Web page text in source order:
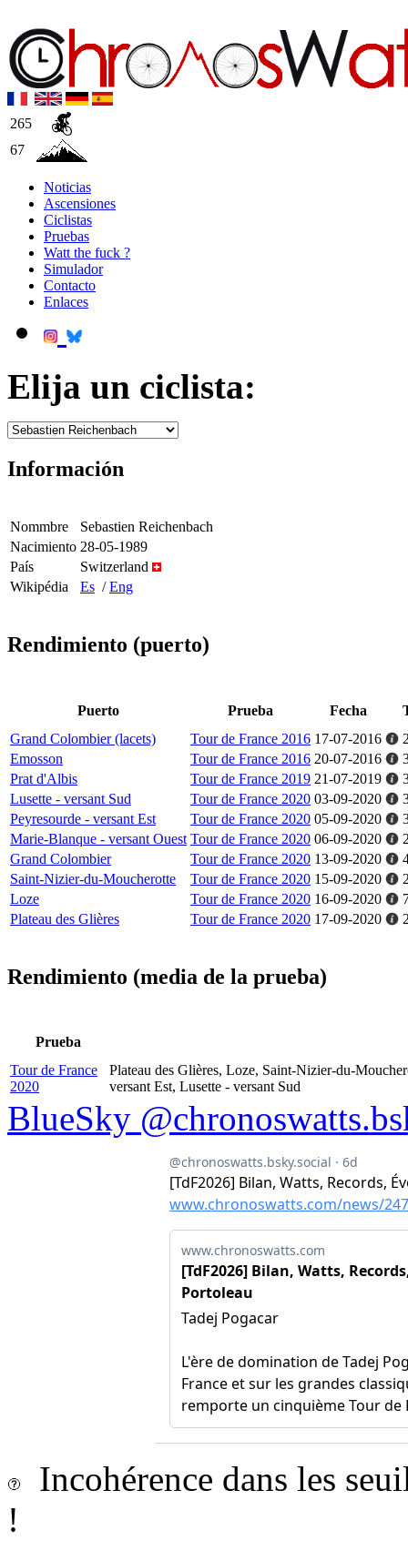
265
67
Noticias
Ascensiones
Ciclistas
Pruebas
Watt the fuck ?
Simulador
Contacto
Enlaces
Elija un ciclista:
Información
Nommbre
Sebastien Reichenbach
Nacimiento 28-05-1989
País
Switzerland
Wikipédia
Es /Eng
Rendimiento (puerto)
Puerto Prueba Fecha
Grand Colombier (lacets)
Tour de France 2016 17-07-2016
Emosson
Tour de France 2016 20-07-2016
Prat d'Albis
Tour de France 2019 21-07-2019
Lusette - versant Sud
Tour de France 2020 03-09-2020
Peyresourde - versant Est
Tour de France 2020 05-09-2020
Marie-Blanque - versant Ouest Tour de France 2020 06-09-2020
Grand Colombier
Tour de France 2020 13-09-2020
Saint-Nizier-du-Moucherotte
Tour de France 2020 15-09-2020
Loze
Tour de France 2020 16-09-2020
Plateau des Glières
Tour de France 2020 17-09-2020
Rendimiento (media de la prueba)
Prueba
Tour de France
2020
Plateau des Glières, Loze, Saint-Nizier-du-
versant Est, Lusette - versant Sud
BlueSky
Incohérence dans les
!